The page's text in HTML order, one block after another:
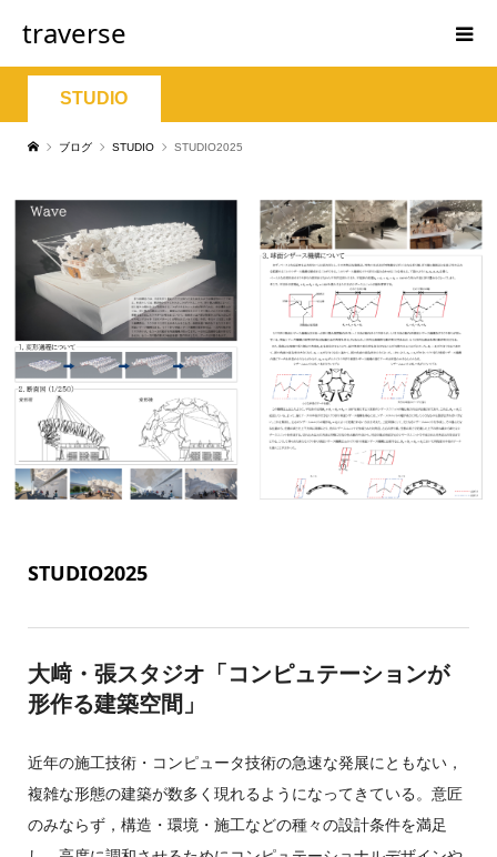
traverse
STUDIO
ブログ STUDIO STUDIO2025
STUDIO2025
大﨑・張スタジオ「コンピュテーションが
形作る建築空間」
近年の施工技術・コンピュータ技術の急速な発展にともない，
複雑な形態の建築が数多く現れるようになってきている。意匠
のみならず，構造・環境・施工などの種々の設計条件を満足